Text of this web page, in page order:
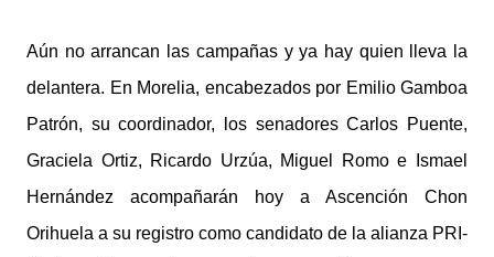
Aún no arrancan las campañas y ya hay quien lleva la
delantera. En Morelia, encabezados por Emilio Gamboa
Patrón, su coordinador, los senadores Carlos Puente,
Graciela Ortiz, Ricardo Urzúa, Miguel Romo e Ismael
Hernández acompañarán hoy a Ascención Chon
Orihuela a su registro como candidato de la alianza PRI-